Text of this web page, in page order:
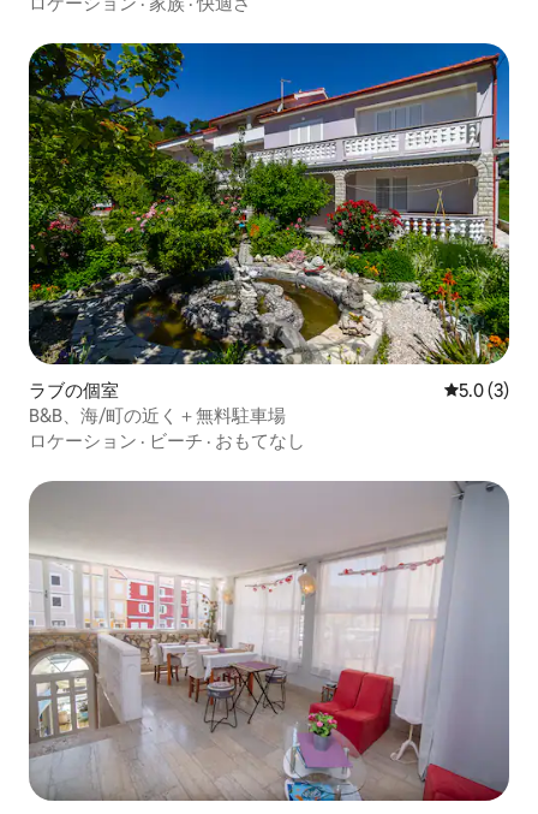
ラブの個室 レビュー3
5.0 (3)
B&B、海/町の近く＋無料駐車場
ロケーション · ビーチ · おもてなし